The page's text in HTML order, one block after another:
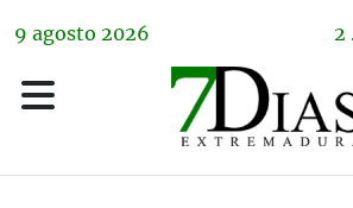
9 agosto 2026 2